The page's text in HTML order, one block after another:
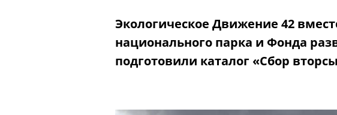
Экологическое Движение 42
национального парка и Фонда
подготовили каталог «Сбор